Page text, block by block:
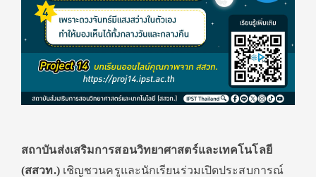
สถาบันส่งเสริมการสอนวิทยาศาสตร์และเทคโนโลยี
(สสวท.)เชิญชวนครูและนักเรียนร่วมเปิดประสบการณ์